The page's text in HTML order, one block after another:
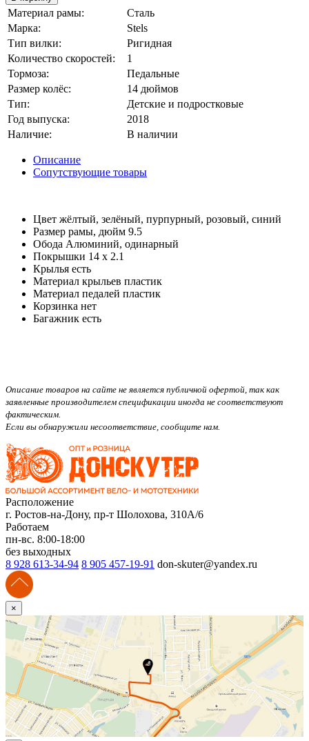
Материал рамы:
Сталь
Марка:
Stels
Тип вилки:
Ригидная
Количество скоростей:
1
Тормоза:
Педальные
Размер колёс:
14 дюймов
Тип:
Детские и подростковые
Год выпуска:
2018
Наличие: В наличии
Описание
Сопутствующие товары
Цвет жёлтый, зелёный, пурпурный, розовый, синий
Размер рамы, дюйм 9.5
Обода Алюминий, одинарный
Покрышки 14 х 2.1
Крылья есть
Материал крыльев пластик
Материал педалей пластик
Корзинка нет
Багажник есть
Описание товаров на сайте не является публичной офертой, так как
заявленные производителем спецификации иногда не соответствуют
фактическим.
Если вы обнаружили несоответствие, сообщите нам.
Расположение
г. Ростов-на-Дону, пр-т Шолохова, 310А/6
Работаем
пн-вс. 8:00-18:00
без выходных
8 928 613-34-94 8 905 457-19-91 don-skuter@yandex.ru
×